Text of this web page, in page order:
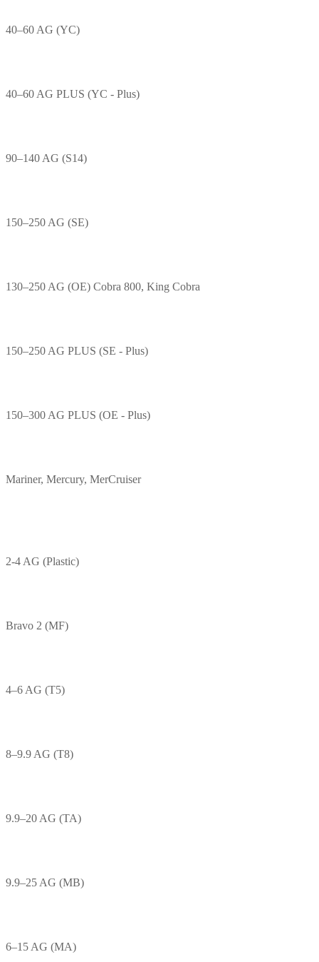
40–60 AG (YC)
40–60 AG PLUS (YC - Plus)
90–140 AG (S14)
150–250 AG (SE)
130–250 AG (OE) Cobra 800, King Cobra
150–250 AG PLUS (SE - Plus)
150–300 AG PLUS (OE - Plus)
Mariner, Mercury, MerCruiser
2-4 AG (Plastic)
Bravo 2 (MF)
4–6 AG (T5)
8–9.9 AG (T8)
9.9–20 AG (TA)
9.9–25 AG (MB)
6–15 AG (MA)